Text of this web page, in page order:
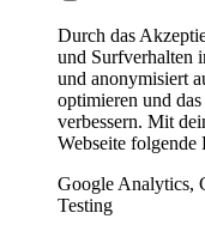
Durch das
und Surfverhalten
und anonymisiert
optimieren und
verbessern. Mit
Webseite folgende
Google Analytics,
Testing